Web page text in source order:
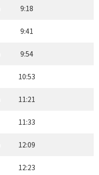
9:18
9:41
9:54
10:53
11:21
11:33
12:09
12:23